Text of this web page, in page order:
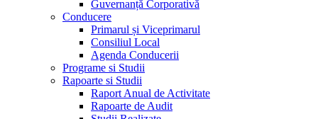
Guvernanță Corporativă
Conducere
Primarul și Viceprimarul
Consiliul Local
Agenda Conducerii
Programe si Studii
Rapoarte si Studii
Raport Anual de Activitate
Rapoarte de Audit